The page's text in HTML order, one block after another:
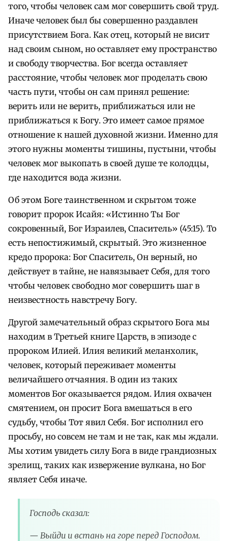
того, чтобы человек сам мог совершить свой труд.
Иначе человек был бы совершенно раздавлен
присутствием Бога. Как отец, который не висит
над своим сыном, но оставляет ему пространство
и свободу творчества. Бог всегда оставляет
расстояние, чтобы человек мог проделать свою
часть пути, чтобы он сам принял решение:
верить или не верить, приближаться или не
приближаться к Богу. Это имеет самое прямое
отношение к нашей духовной жизни. Именно для
этого нужны моменты тишины, пустыни, чтобы
человек мог выкопать в своей душе те колодцы,
где находится вода жизни.
Об этом Боге таинственном и скрытом тоже
говорит пророк Исайя: «Истинно Ты Бог
сокровенный, Бог Израилев, Спаситель» (45:15). То
есть непостижимый, скрытый. Это жизненное
кредо пророка: Бог Спаситель, Он верный, но
действует в тайне, не навязывает Себя, для того
чтобы человек свободно мог совершить шаг в
неизвестность навстречу Богу.
Другой замечательный образ скрытого Бога мы
находим в Третьей книге Царств, в эпизоде с
пророком Илией. Илия великий меланхолик,
человек, который переживает моменты
величайшего отчаяния. В один из таких
моментов Бог оказывается рядом. Илия охвачен
смятением, он просит Бога вмешаться в его
судьбу, чтобы Тот явил Себя. Бог исполнил его
просьбу, но совсем не там и не так, как мы ждали.
Мы хотим увидеть силу Бога в виде грандиозных
зрелищ, таких как извержение вулкана, но Бог
являет Себя иначе.
Господь сказал:
— Выйди и встань на горе перед Господом.